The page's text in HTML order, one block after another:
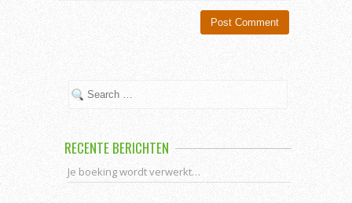
RECENTE BERICHTEN
Je boeking wordt verwerkt…